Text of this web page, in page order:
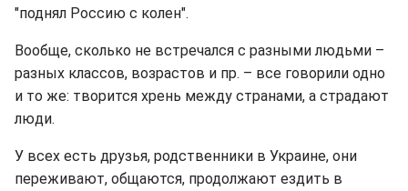
"поднял Россию с колен".
Вообще, сколько не встречался с разными людьми –
разных классов, возрастов и пр. – все говорили одно
и то же: творится хрень между странами, а страдают
люди.
У всех есть друзья, родственники в Украине, они
переживают, общаются, продолжают ездить в